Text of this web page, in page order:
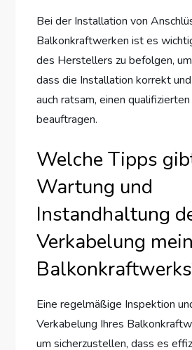
Bei der Installation von
Balkonkraftwerken ist es
des Herstellers zu befolgen,
dass die Installation korrekt
auch ratsam, einen qualifizierten
beauftragen.
Welche Tipps
Wartung und
Instandhaltung
Verkabelung
Eine regelmäßige Inspektion
Verkabelung Ihres
um sicherzustellen, dass es